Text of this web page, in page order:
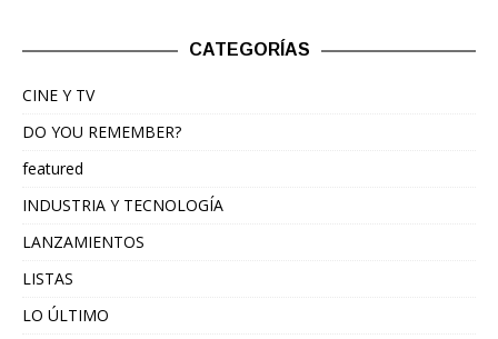
CATEGORÍAS
CINE Y TV
DO YOU REMEMBER?
featured
INDUSTRIA Y TECNOLOGÍA
LANZAMIENTOS
LISTAS
LO ÚLTIMO